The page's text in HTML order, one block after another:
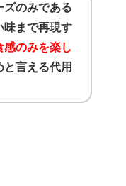
ズのみである
味まで再現す
感のみを楽し
と言える代用